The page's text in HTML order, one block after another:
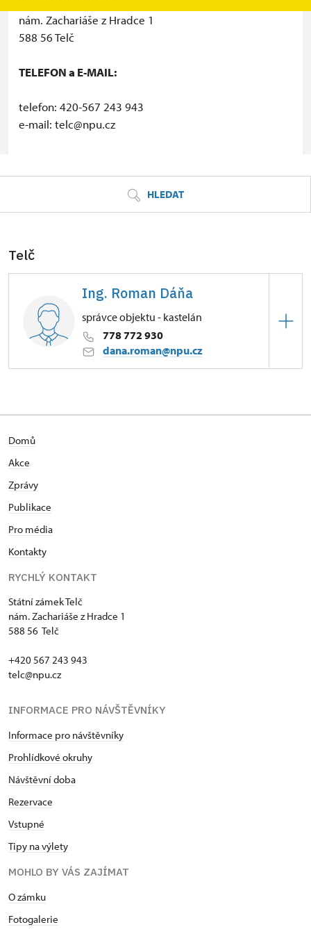
nám. Zachariáše z Hradce 1
588 56 Telč
TELEFON a E-MAIL:
telefon: 420-567 243 943
e-mail: telc@npu.cz
HLEDAT
Telč
Ing. Roman Dáňa
správce objektu - kastelán
778 772 930
dana.roman@npu.cz
Domů
Akce
Zprávy
Publikace
Pro média
Kontakty
RYCHLÝ KONTAKT
Státní zámek Telč
nám. Zachariáše z Hradce 1
588 56 Telč
+420 567 243 943
telc@npu.cz
INFORMACE PRO NÁVŠTĚVNÍKY
Informace pro návštěvníky
Prohlídkové okruhy
Návštěvní doba
Rezervace
Vstupné
Tipy na výlety
MOHLO BY VÁS ZAJÍMAT
O zámku
Fotogalerie